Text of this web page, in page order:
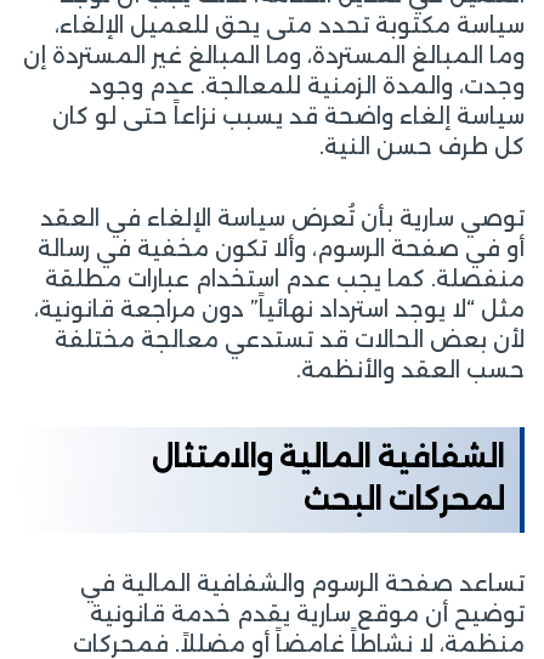
سياسة مكتوبة تحدد متى يحق للعميل الإلغاء،
وما المبالغ المستردة، وما المبالغ غير المستردة إن
وجدت، والمدة الزمنية للمعالجة. عدم وجود
سياسة إلغاء واضحة قد يسبب نزاعاً حتى لو كان
كل طرف حسن النية.
توصي سارية بأن تُعرض سياسة الإلغاء في العقد
أو في صفحة الرسوم، وألا تكون مخفية في رسالة
منفصلة. كما يجب عدم استخدام عبارات مطلقة
مثل “لا يوجد استرداد نهائياً” دون مراجعة قانونية،
لأن بعض الحالات قد تستدعي معالجة مختلفة
حسب العقد والأنظمة.
الشفافية المالية والامتثال
لمحركات البحث
تساعد صفحة الرسوم والشفافية المالية في
توضيح أن موقع سارية يقدم خدمة قانونية
منظمة، لا نشاطاً غامضاً أو مضللاً. فمحركات